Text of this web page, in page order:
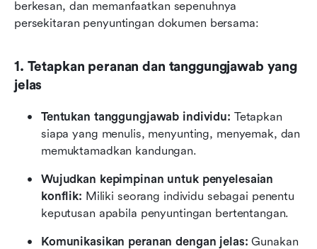
berkesan, dan memanfaatkan sepenuhnya
persekitaran penyuntingan dokumen bersama:
1. Tetapkan peranan dan tanggungjawab yang
jelas
Tentukan tanggungjawab individu: Tetapkan
siapa yang menulis, menyunting, menyemak, dan
memuktamadkan kandungan.
Wujudkan kepimpinan untuk penyelesaian
konflik: Miliki seorang individu sebagai penentu
keputusan apabila penyuntingan bertentangan.
Komunikasikan peranan dengan jelas: Gunakan